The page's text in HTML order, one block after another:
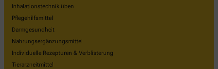
Inhalationstechnik üben
Pflegehilfsmittel
Darmgesundheit
Nahrungsergänzungsmittel
Individuelle Rezepturen & Verblisterung
Tierarzneitmittel